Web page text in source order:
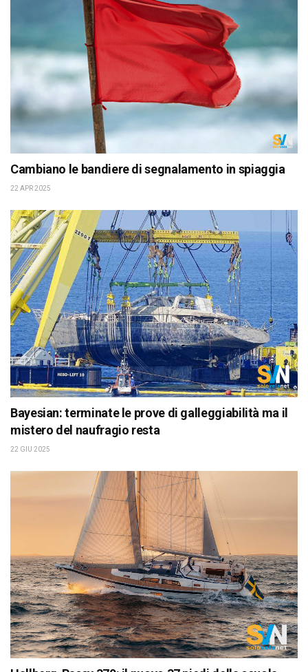
Cambiano le bandiere di segnalamento in spiaggia
22 APR 2025
Bayesian: terminate le prove di galleggiabilità ma il
mistero del naufragio resta
22 GIU 2025